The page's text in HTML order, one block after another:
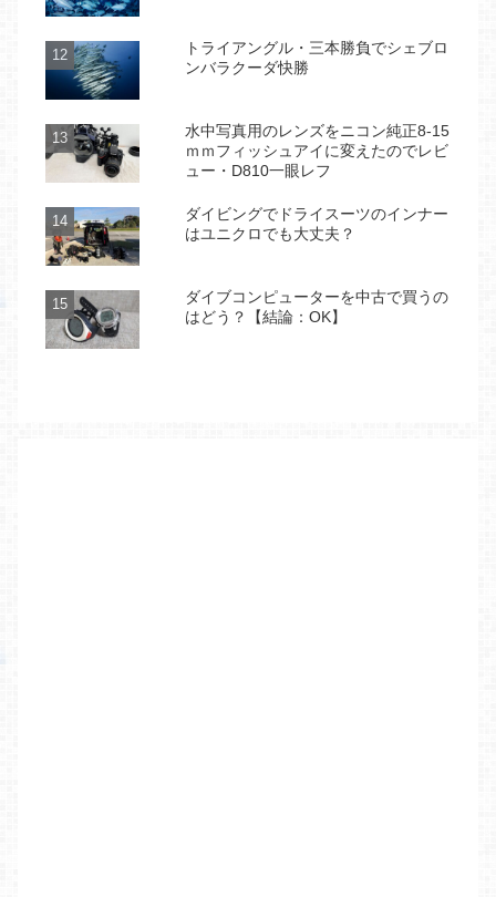
トライアングル・三本勝負でシェブロ
ンバラクーダ快勝
水中写真用のレンズをニコン純正8-15
ｍｍフィッシュアイに変えたのでレビ
ュー・D810一眼レフ
ダイビングでドライスーツのインナー
はユニクロでも大丈夫？
ダイブコンピューターを中古で買うの
はどう？【結論：OK】